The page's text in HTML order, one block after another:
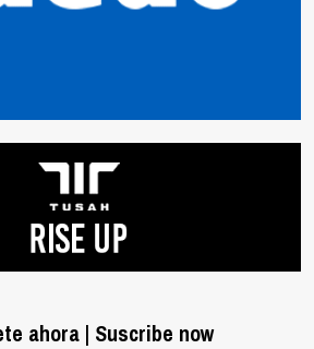
ahora | Suscribe now